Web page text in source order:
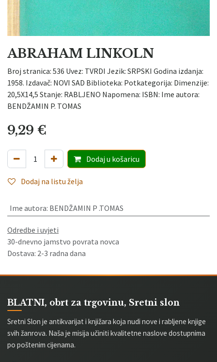
ABRAHAM LINKOLN
Broj stranica: 536 Uvez: TVRDI Jezik: SRPSKI Godina izdanja:
1958. Izdavač: NOVI SAD Biblioteka: Potkategorija: Dimenzije:
20,5X14,5 Stanje: RABLJENO Napomena: ISBN: Ime autora:
BENDŽAMIN P. TOMAS
9,29 €
Dodaju košaricu
Dodaj na listu želja
Ime autora: BENDŽAMIN P .TOMAS
Odredbe i uvjeti
30-dnevno jamstvo povrata novca
Dostava: 2-3 radna dana
BLATNI, obrt za trgovinu, Sretni slon
Sretni Slon je antikvarijat i knjižara koja nudi nove i rabljene knjige
svih žanrova. Naša je misija učiniti kvalitetne naslove dostupnima
po poštenim cijenama.